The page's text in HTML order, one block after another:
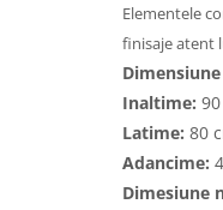
Elementele
finisaje atent
Inaltime:
Latime: 80
Adancime:
Dimesiune